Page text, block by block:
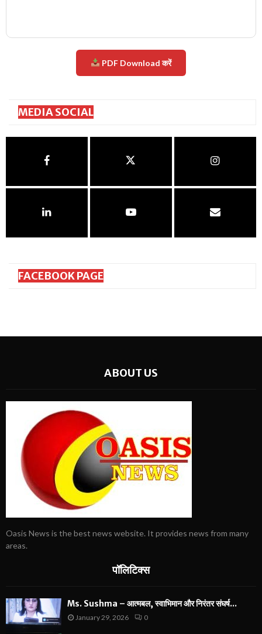
PDF Download करें
MEDIA SOCIAL
FACEBOOK PAGE
ABOUT US
Oasis News is the best news website. It provides news from many
areas.
पॉलिटिक्स
Ms. Sushma – आत्मबल, स्वाभिमान और निरंतर संघर्ष...
January 29, 2026 0